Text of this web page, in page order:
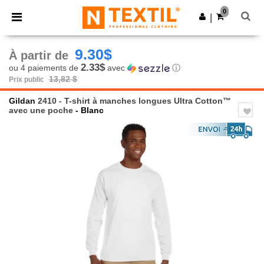
× Appli Ntextil
Meilleurs prix sur l’app !
Obtenir l'appli
0
À partir de 9.30$
ou 4 paiements de 2.33$avec ⓘ
Prix public 13,82 $
Gildan 2410 - T-shirt à manches longues Ultra Cotton™
avec une poche - Blanc